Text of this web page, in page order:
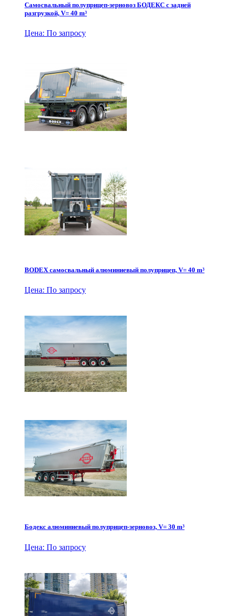
Самосвальный полуприцеп-зерновоз БОДЕКС с задней
разгрузкой, V= 40 m³
Цена: По запросу
BODEX самосвальный алюминиевый полуприцеп, V= 40 m³
Цена: По запросу
Бодекс алюминиевый полуприцеп-зерновоз, V= 30 m³
Цена: По запросу